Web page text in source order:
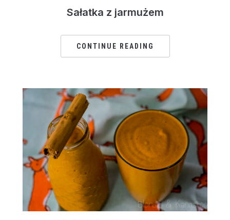
Sałatka z jarmużem
CONTINUE READING